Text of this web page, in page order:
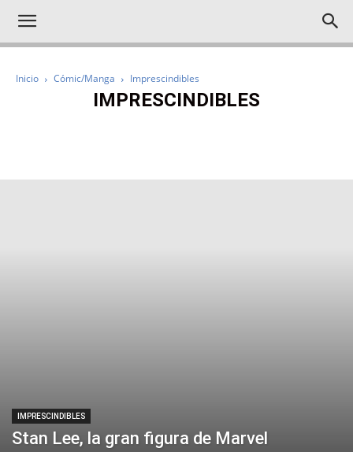
Inicio Cómic/Manga Imprescindibles
IMPRESCINDIBLES
IMPRESCINDIBLES
Stan Lee, la gran figura de Marvel